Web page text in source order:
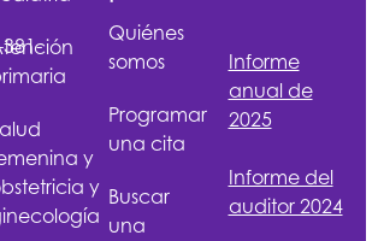
y
y
Quiénes
somos
Programar
una cita
Buscar
una
Informe
anual de
2025
Informe del
auditor 2024